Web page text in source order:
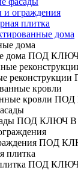
и ограждения
плитка
дома
дома ПОД КЛЮЧ
реконструкции
кровли ПОД
ПОД КЛЮЧ В
ПОД
ПОД КЛЮЧ